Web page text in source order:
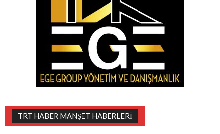
TRT HABER MANŞET HABERLERI